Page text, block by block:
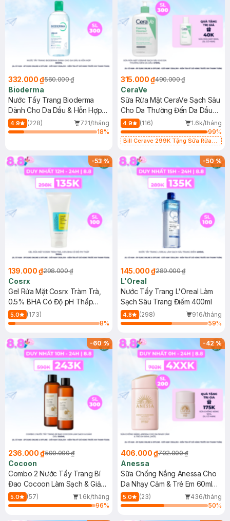
332.000 ₫560.000 ₫
Bioderma
Nước Tẩy Trang Bioderma
Dành Cho Da Dầu & Hỗn Hợp
500ml
4.9 (228)
721/tháng
18%
315.000 ₫490.000 ₫
CeraVe
Sữa Rửa Mặt CeraVe Sạch Sâu
Cho Da Thường Đến Da Dầu
473ml
4.9 (116)
1.6k/tháng
99%
Bill Cerave 299K Tặng Sữa Rửa
-53%
139.000 ₫298.000 ₫
Cosrx
Gel Rửa Mặt Cosrx Tràm Trà,
0.5% BHA Có Độ pH Thấp
150ml
5.0
(173)
8%
-50%
145.000 ₫289.000 ₫
L'Oreal
Nước Tẩy Trang L'Oreal Làm
Sạch Sâu Trang Điểm 400ml
4.8 (298)
916/tháng
59%
-60%
236.000 ₫590.000 ₫
Cocoon
Combo 2 Nước Tẩy Trang Bí
Đao Cocoon Làm Sạch & Giảm
Dầu 500ml
5.0 (57)
1.6k/tháng
96%
-42%
406.000 ₫702.000 ₫
Anessa
Sữa Chống Nắng Anessa Cho
Da Nhạy Cảm & Trẻ Em 60ml
(Mới)
5.0 (23)
436/tháng
50%